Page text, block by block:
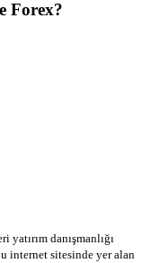
Forex?
danışmanlığı
internet sitesinde yer alan